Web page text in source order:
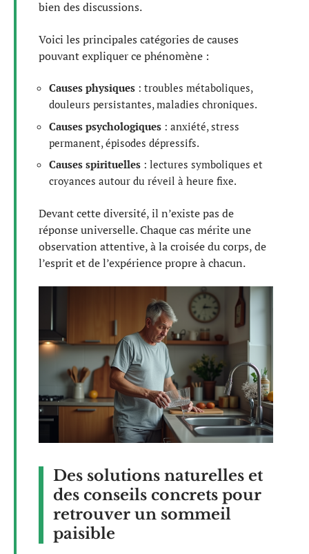
bien des discussions.
Voici les principales catégories de causes
pouvant expliquer ce phénomène :
Causes physiques : troubles métaboliques,
douleurs persistantes, maladies chroniques.
Causes psychologiques : anxiété, stress
permanent, épisodes dépressifs.
Causes spirituelles : lectures symboliques et
croyances autour du réveil à heure fixe.
Devant cette diversité, il n’existe pas de
réponse universelle. Chaque cas mérite une
observation attentive, à la croisée du corps, de
l’esprit et de l’expérience propre à chacun.
Des solutions naturelles et
des conseils concrets pour
retrouver un sommeil
paisible